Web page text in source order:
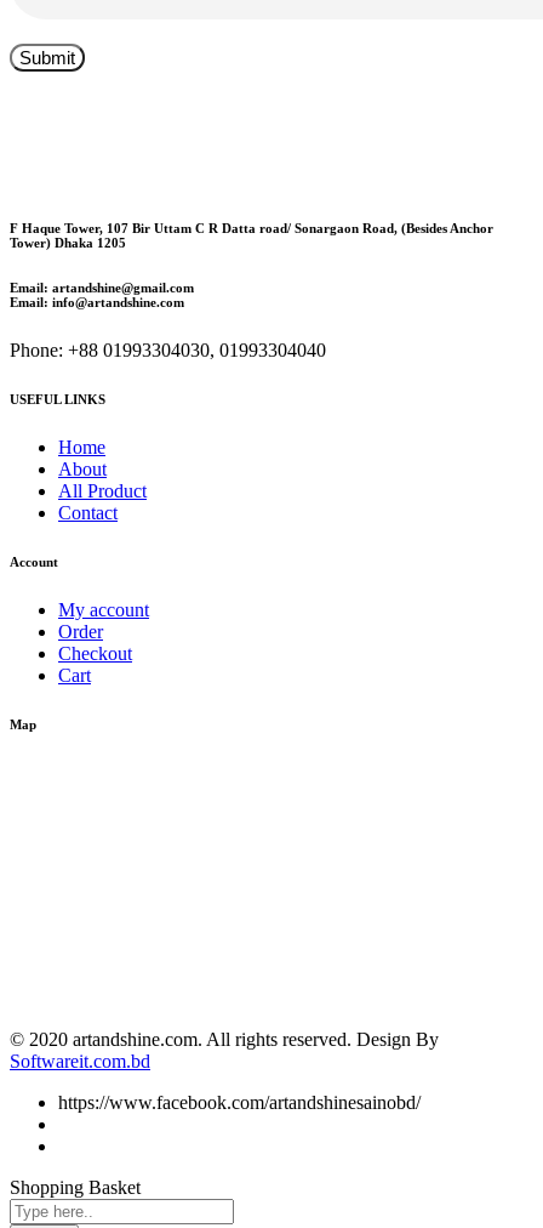
F Haque Tower, 107 Bir Uttam C R Datta road/ Sonargaon Road, (Besides Anchor
Tower) Dhaka 1205
Email: artandshine@gmail.com
Email: info@artandshine.com
Phone: +88 01993304030, 01993304040
USEFUL LINKS
Home
About
All Product
Contact
Account
My account
Order
Checkout
Cart
Map
© 2020 artandshine.com. All rights reserved. Design By
Softwareit.com.bd
https://www.facebook.com/artandshinesainobd/
Shopping Basket